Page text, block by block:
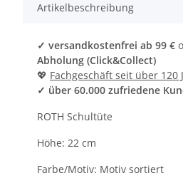
Artikelbeschreibung
✓ versandkostenfrei ab 99 €
Abholung (Click&Collect)
💖 Fachgeschäft seit über 120
✓ über 60.000 zufriedene
ROTH Schultüte
Höhe: 22 cm
Farbe/Motiv: Motiv sortiert